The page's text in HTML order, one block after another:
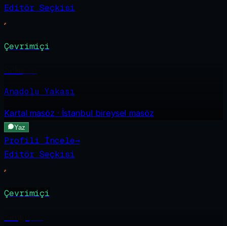
Editör Seçkisi
Çevrimiçi
Anadolu Yakası
Kartalmasöz · İstanbul bireysel masöz
Yaz
Profili İncele→
Editör Seçkisi
Çevrimiçi